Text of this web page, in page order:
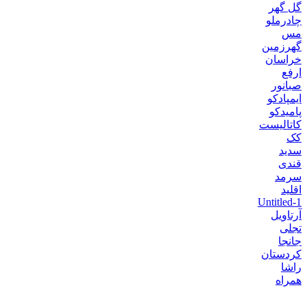
گل گهر
چادرملو
مس
گهرزمین
خراسان
ارفع
صبانور
ایمپادکو
پامیدکو
کاتالیست
کک
سدید
قندی
سرمد
اقلید
Untitled-1
آرتاویل
تجلی
جانجا
کردستان
راشا
همراه